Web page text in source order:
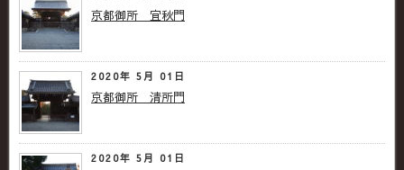
京都御所 宜秋門
2020年 5月 01日
京都御所 清所門
2020年 5月 01日